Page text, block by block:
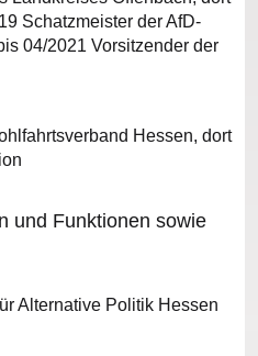
Schatzmeister der AfD-
04/2021 Vorsitzender der
Hessen, dort
und Funktionen sowie
Alternative Politik Hessen